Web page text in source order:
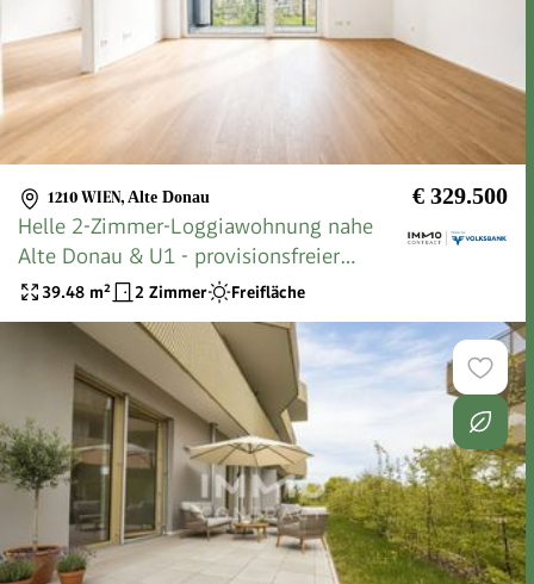
1210 WIEN, Alte Donau € 329.500
Helle 2-Zimmer-Loggiawohnung nahe
Alte Donau & U1 - provisionsfreier
Erstbezug!
39.48 m² 2 Zimmer Freifläche